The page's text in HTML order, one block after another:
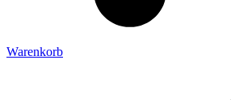
Warenkorb